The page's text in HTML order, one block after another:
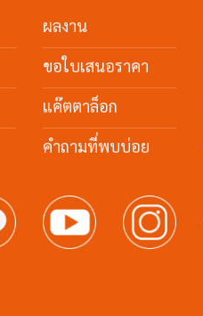
ผลงาน
ขอใบเสนอราคา
แค๊ตตาล็อก
คำถามที่พบบ่อย